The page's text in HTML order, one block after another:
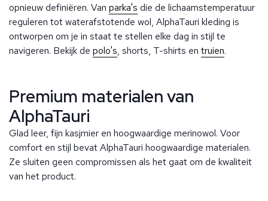
opnieuw definiëren. Van parka's die de lichaamstemperatuur
reguleren tot waterafstotende wol, AlphaTauri kleding is
ontworpen om je in staat te stellen elke dag in stijl te
navigeren. Bekijk de polo's, shorts, T-shirts en truien.
Premium materialen van
AlphaTauri
Glad leer, fijn kasjmier en hoogwaardige merinowol. Voor
comfort en stijl bevat AlphaTauri hoogwaardige materialen.
Ze sluiten geen compromissen als het gaat om de kwaliteit
van het product.